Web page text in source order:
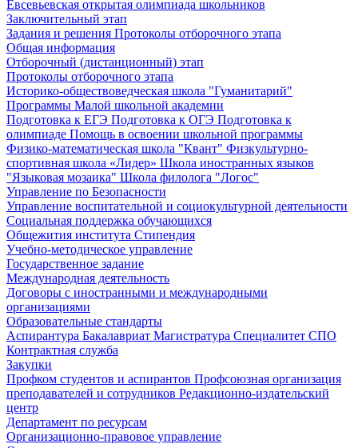
Евсевьевская открытая олимпиада школьников
Заключительный этап
Задания и решения Протоколы отборочного этапа
Общая информация
Отборочный (дистанционный) этап
Протоколы отборочного этапа
Историко-обществоведческая школа "Гуманитарий"
Программы Малой школьной академии
Подготовка к ЕГЭ Подготовка к ОГЭ Подготовка к
олимпиаде Помощь в освоении школьной программы
Физико-математическая школа "Квант" Физкультурно-
спортивная школа «Лидер» Школа иностранных языков
"Языковая мозаика" Школа филолога "Логос"
Управление по Безопасности
Управление воспитательной и социокультурной деятельности
Социальная поддержка обучающихся
Общежития института Стипендия
Учебно-методическое управление
Государственное задание
Международная деятельность
Договоры с иностранными и международными
организациями
Образовательные стандарты
Аспирантура Бакалавриат Магистратура Специалитет СПО
Контрактная служба
Закупки
Профком студентов и аспирантов Профсоюзная организация
преподавателей и сотрудников Редакционно-издательский
центр
Департамент по ресурсам
Организационно-правовое управление